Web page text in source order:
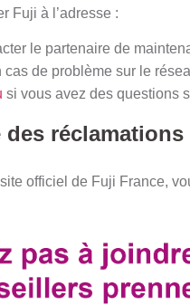
Fuji à l’adresse :
le partenaire de
cas de problème sur le
si vous avez des questions
réclamations
officiel de Fuji France,